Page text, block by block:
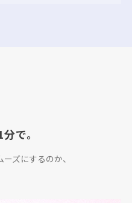
で。
ズにするのか、